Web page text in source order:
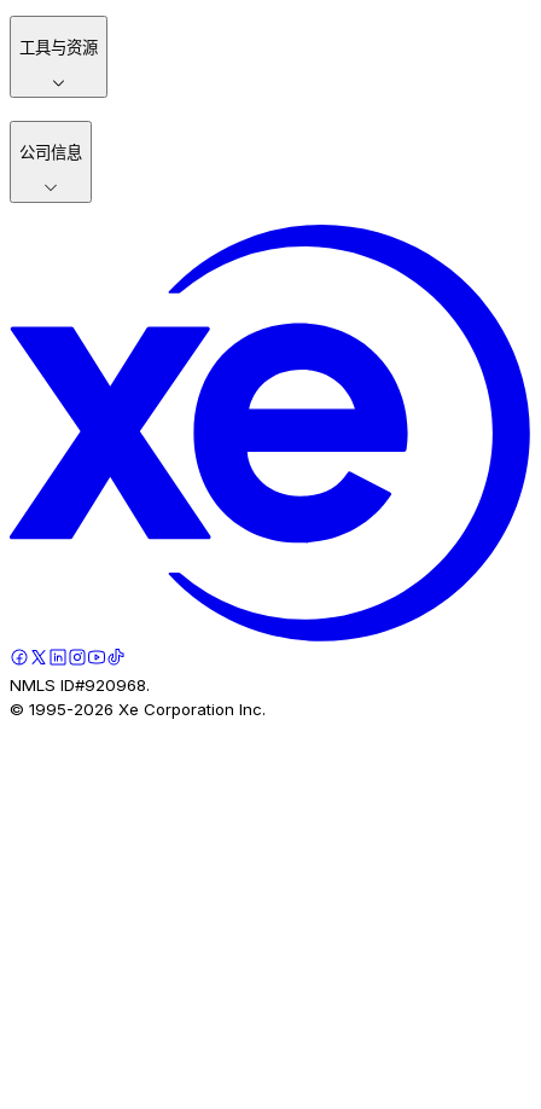
工具与资源
公司信息
NMLS ID#920968.
© 1995-2026 Xe Corporation Inc.